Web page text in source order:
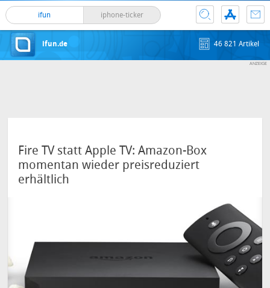
ifun iphone-ticker
ifun.de 46 821 Artikel
Fire TV statt Apple TV: Amazon-Box
momentan wieder preisreduziert
erhältlich